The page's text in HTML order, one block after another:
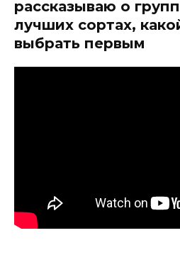
рассказываю о
лучших сортах,
выбрать первым